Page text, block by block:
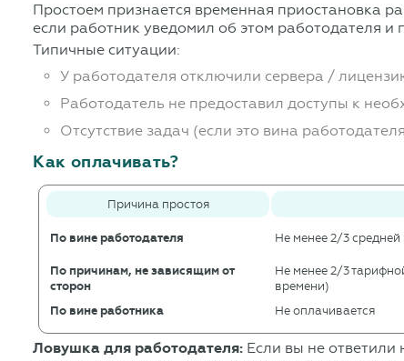
Простоем признается временная приостановка
если работник уведомил об этом работодателя и
Типичные ситуации:
У работодателя отключили сервера /
Работодатель не предоставил доступы к
Отсутствие задач (если это вина
Как оплачивать?
Причина простоя
По вине работодателя Не менее 2/3
По причинам, не зависящим от
сторон
Не менее 2/3
времени)
По вине работника Не оплачивается
Ловушка для работодателя: Если вы не ответили